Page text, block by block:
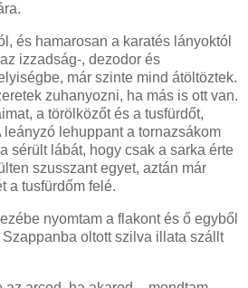
és hamarosan a karatés lányoktól
izzadság-, dezodor és
már szinte mind átöltöztek.
zuhanyozni, ha más is ott van.
a törölközőt és a tusfürdőt,
leányzó lehuppant a tornazsákom
sérült lábát, hogy csak a sarka érte
szusszant egyet, aztán már
a tusfürdőm felé.
nyomtam a flakont és ő egyből
oltott szilva illata szállt